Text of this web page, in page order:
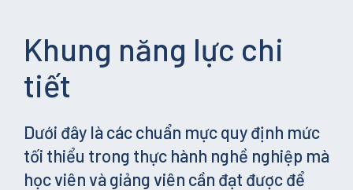
Khung năng lực chi
tiết
Dưới đây là các chuẩn mực quy định mức
tối thiểu trong thực hành nghề nghiệp mà
học viên và giảng viên cần đạt được để